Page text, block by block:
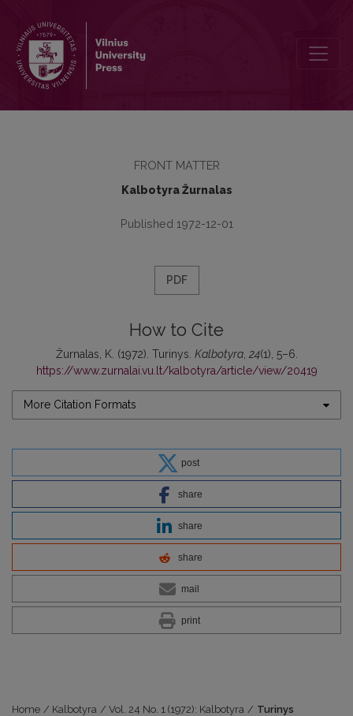
FRONT MATTER
Kalbotyra Žurnalas
Published 1972-12-01
PDF
How to Cite
Žurnalas, K. (1972). Turinys. Kalbotyra, 24(1), 5–6.
https://www.zurnalai.vu.lt/kalbotyra/article/view/20419
More Citation Formats
post
share
share
share
mail
print
Home / Kalbotyra / Vol. 24 No. 1 (1972): Kalbotyra / Turinys